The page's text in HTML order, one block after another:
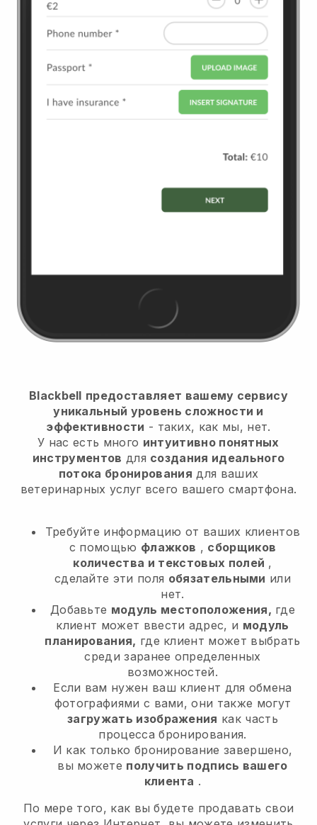
Blackbell предоставляет вашему сервису
уникальный уровень сложности и
эффективности - таких, как мы, нет.
У нас есть много интуитивно понятных
инструментов для создания идеального
потока бронирования для ваших
ветеринарных услугвсего вашего смартфона.
Требуйте информацию от ваших клиентов
с помощью флажков , сборщиков
количества и текстовых полей ,
сделайте эти поля обязательными или
нет.
Добавьте модуль местоположения, где
клиент может ввести адрес, и модуль
планирования, где клиент может выбрать
среди заранее определенных
возможностей.
Если вам нужен ваш клиент для обмена
фотографиями с вами, они также могут
загружать изображения как часть
процесса бронирования.
И как только бронирование завершено,
вы можете получить подпись вашего
клиента .
По мере того, как вы будете продавать свои